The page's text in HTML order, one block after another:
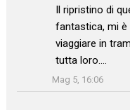
: “
Il ripristino di
fantastica, mi
viaggiare in
tutta loro.…
”
Mag 5, 16:06